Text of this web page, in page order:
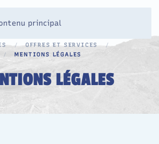
principal
OFFRES ET SERVICES
MENTIONS LÉGALES
LÉGALES